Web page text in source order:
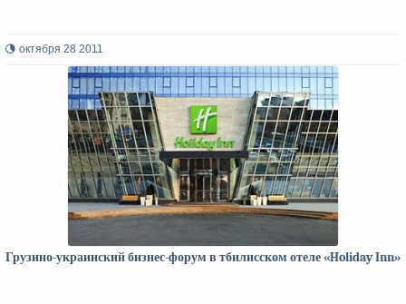
октября 28 2011
Грузино-украинский бизнес-форум в тбилисском отеле «Holiday Inn»